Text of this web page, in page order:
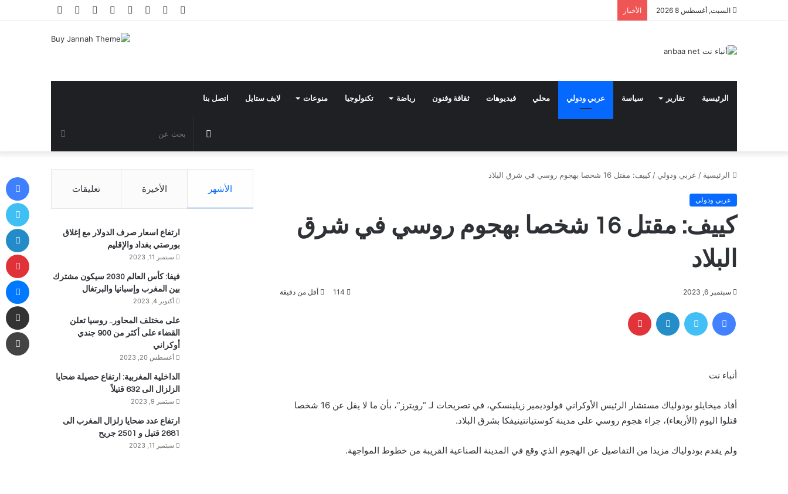
السبت, أغسطس 8 2026 الأخبار
مقال تسجيل تيلقرام
انستقرام يوتيوب تويترفيسبوك
الرئيسية تقارير سياسة عربي ودولي محلي فيديوهات ثقافة وفنون رياضة تكنولوجيا منوعات لايف ستايل اتصل بنا
عن عشوائي
الرئيسية / عربي ودولي / كييف: مقتل 16 شخصا بهجوم روسي في شرق البلاد
عربي ودولي
كييف: مقتل 16 شخصا بهجوم روسي في شرق
البلاد
سبتمبر 6, 2023 114 أقل من دقيقة
فيسبوك تويتر لينكدإن
أنباء نت
أفاد ميخايلو بودولياك مستشار الرئيس الأوكراني فولوديمير زيلينسكي، في تصريحات لـ “رويترز”، بأن ما لا يقل عن 16 شخصا
قتلوا اليوم (الأربعاء)، جراء هجوم روسي على مدينة كوستيانتينيفكا بشرق البلاد.
ولم يقدم بودولياك مزيدا من التفاصيل عن الهجوم الذي وقع في المدينة الصناعية القريبة من خطوط المواجهة.
الأشهر الأخيرة تعليقات
ارتفاع اسعار صرف الدولار مع إغلاق
بورصتي بغداد والإقليم
سبتمبر 11, 2023
فيفا: كأس العالم 2030 سيكون مشترك
بين المغرب وإسبانيا والبرتغال
أكتوبر 4, 2023
على مختلف المحاور.. روسيا تعلن
القضاء على أكثر من 900 جندي
أوكراني
أغسطس 20, 2023
الداخلية المغربية: ارتفاع حصيلة ضحايا
الزلزال الى 632 قتيلاً
سبتمبر 9, 2023
ارتفاع عدد ضحايا زلزال المغرب الى
2681 قتيل و 2501 جريح
سبتمبر 11, 2023